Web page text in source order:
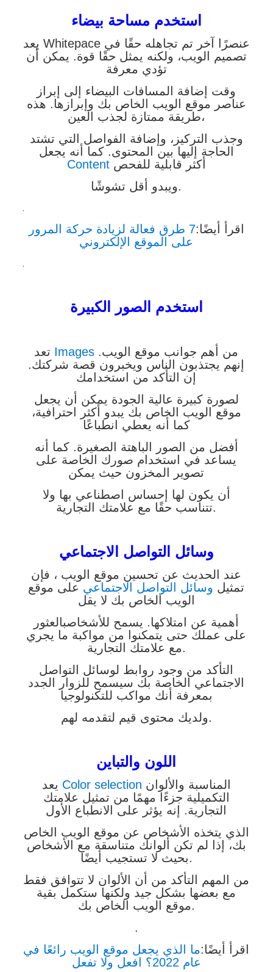
استخدم مساحة بيضاء
يعد Whitepace عنصرًا آخر تم تجاهله حقًا في
تصميم الويب، ولكنه يمثل حقًا قوة. يمكن أن
تؤدي معرفة
وقت إضافة المسافات البيضاء إلى إبراز
عناصر موقع الويب الخاص بك وإبرازها. هذه
طريقة ممتازة لجذب العين،
وجذب التركيز، وإضافة الفواصل التي تشتد
الحاجة إليها بين المحتوى. كما أنه يجعل
Content أكثر قابلية للفحص
ويبدو أقل تشوشًا.
.
اقرأ أيضًا:
7 طرق فعالة لزيادة حركة المرور
على الموقع الإلكتروني
.
استخدم الصور الكبيرة
Images
إنهم يجتذبون الناس ويخبرون قصة شركتك.
إن التأكد من استخدامك
لصورة كبيرة عالية الجودة يمكن أن يجعل
موقع الويب الخاص بك يبدو أكثر احترافية،
كما أنه يعطي انطباعًا
أفضل من الصور الباهتة الصغيرة. كما أنه
يساعد في استخدام صورك الخاصة على
تصوير المخزون حيث يمكن
أن يكون لها إحساس اصطناعي بها ولا
تتناسب حقًا مع علامتك التجارية.
وسائل التواصل الاجتماعي
عند الحديث عن تحسين موقع الويب ، فإن
تمثيل وسائل التواصل الاجتماعي على موقع
الويب الخاص بك لا يقل
أهمية عن امتلاكها. يسمح للأشخاصبالعثور
على عملك حتى يتمكنوا من مواكبة ما يجري
مع علامتك التجارية.
التأكد من وجود روابط لوسائل التواصل
الاجتماعي الخاصة بك سيسمح للزوار الجدد
بمعرفة أنك مواكب للتكنولوجيا
ولديك محتوى قيم لتقدمه لهم.
اللون والتباين
Color selection
التكميلية جزءًا مهمًا من تمثيل علامتك
التجارية. إنه يؤثر على الانطباع الأول
الذي يتخذه الأشخاص عن موقع الويب الخاص
بك، إذا لم تكن ألوانك متناسقة مع الأشخاص
بحيث لا تستجيب أيضًا.
من المهم التأكد من أن الألوان لا تتوافق فقط
مع بعضها بشكل جيد ولكنها ستكمل بقية
موقع الويب الخاص بك.
.
اقرأ أيضًا:ما الذي يجعل موقع الويب رائعًا في
عام 2022؟ افعل ولا تفعل